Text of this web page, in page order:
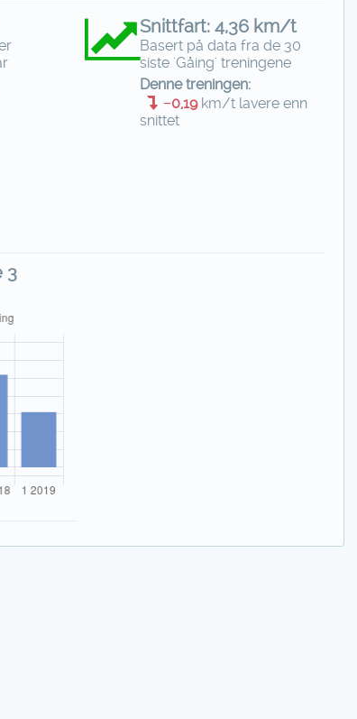
Snittfart: 4,36 km/t
Basert på data fra de 30
siste 'Gåing' treningene
Denne treningen:
−0,19km/t lavere enn
snittet
3